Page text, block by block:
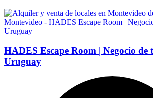
HADES Escape Room | Negocio de
Uruguay